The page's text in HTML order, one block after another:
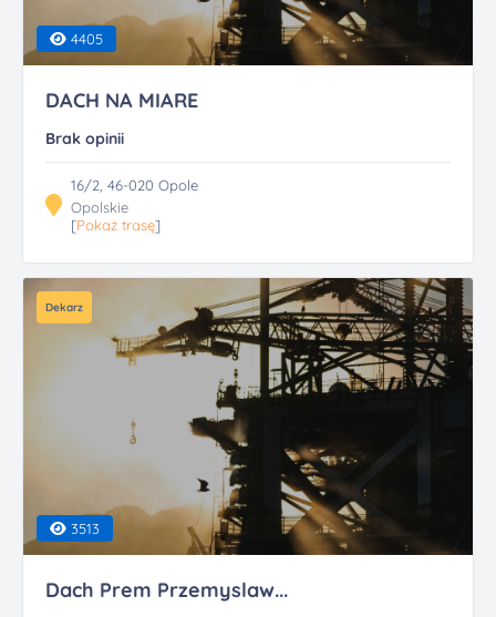
4405
DACH NA MIARE
Brak opinii
16/2, 46-020 Opole
Opolskie
[Pokaż trasę]
Dekarz
3513
Dach Prem Przemyslaw...